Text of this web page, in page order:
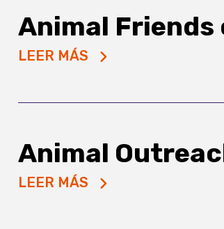
Animal Friends
LEER MÁS
Animal
LEER MÁS